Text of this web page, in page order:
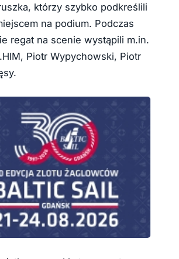
którzy szybko podkreślili
na podium. Podczas
regat na scenie wystąpili m.in.
Piotr Wypychowski, Piotr